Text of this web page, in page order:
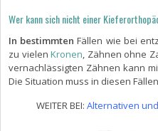
Wer kann sich nicht einer
In bestimmten Fällen wie bei
zu vielen Kronen, Zähnen ohne
vernachlässigten Zähnen kann
Die Situation muss in diesen
WEITER BEI: Alternativen